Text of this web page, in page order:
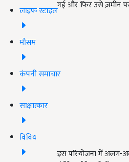
लाइफ स्टाइल
मौसम
कंपनी समाचार
साक्षात्कार
विविध
गई और फिर उसे ज़मीन
इस परियोजना में अलग-